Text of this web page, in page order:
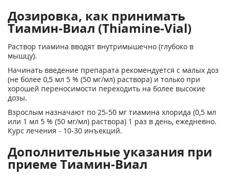
Дозировка, как принимать
Тиамин-Виал (Thiamine-Vial)
Раствор тиамина вводят внутримышечно (глубоко в
мышцу).
Начинать введение препарата рекомендуется с малых доз
(не более 0,5 мл 5 % (50 мг/мл) раствора) и только при
хорошей переносимости переходить на более высокие
дозы.
Взрослым назначают по 25-50 мг тиамина хлорида (0,5 мл
или 1 мл 5 % (50 мг/мл) раствора) 1 раз в день, ежедневно.
Курс лечения - 10-30 инъекций.
Дополнительные указания при
приеме Тиамин-Виал